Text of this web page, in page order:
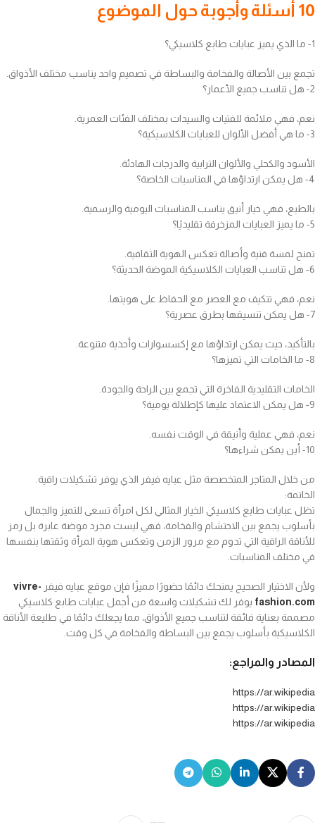
10 أسئلة وأجوبة حول الموضوع
1- ما الذي يميز عبايات طابع كلاسيكي؟
تجمع بين الأصالة والفخامة والبساطة في تصميم واحد يناسب مختلف الأذواق.
2- هل تناسب جميع الأعمار؟
نعم، فهي ملائمة للفتيات والسيدات بمختلف الفئات العمرية.
3- ما هي أفضل الألوان للعبايات الكلاسيكية؟
الأسود والكحلي والألوان الترابية والدرجات الهادئة.
4- هل يمكن ارتداؤها في المناسبات الخاصة؟
بالطبع، فهي خيار أنيق يناسب المناسبات اليومية والرسمية.
5- ما يميز العبايات المزخرفة تقليديًا؟
تمنح لمسة فنية وأصالة تعكس الهوية الثقافية.
6- هل تناسب العبايات الكلاسيكية الموضة الحديثة؟
نعم، فهي تتكيف مع العصر مع الحفاظ على هويتها.
7- هل يمكن تنسيقها بطرق عصرية؟
بالتأكيد، حيث يمكن ارتداؤها مع إكسسوارات وأحذية متنوعة.
8- ما الخامات التي تميزها؟
الخامات التقليدية الفاخرة التي تجمع بين الراحة والجودة.
9- هل يمكن الاعتماد عليها كإطلالة يومية؟
نعم، فهي عملية وأنيقة في الوقت نفسه.
10- أين يمكن شراءها؟
من خلال المتاجر المتخصصة مثل عبايه فيفر الذي يوفر تشكيلات راقية.
الخاتمة:
تظل عبايات طابع كلاسيكي الخيار المثالي لكل امرأة تسعى للتميز والجمال
بأسلوب يجمع بين الاحتشام والفخامة، فهي ليست مجرد موضة عابرة بل رمز
للأناقة الراقية التي تدوم مع مرور الزمن وتعكس هوية المرأة وثقتها بنفسها
في مختلف المناسبات.
ولأن الاختيار الصحيح يمنحك دائمًا حضورًا مميزًا فإن موقع عبايه فيفر vivre-
fashion.com يوفر لك تشكيلات واسعة من أجمل عبايات طابع كلاسيكي
مصممة بعناية فائقة لتناسب جميع الأذواق، مما يجعلك دائمًا في طليعة الأناقة
الكلاسيكية بأسلوب يجمع بين البساطة والفخامة في كل وقت.
المصادر والمراجع:
https://ar.wikipedia
https://ar.wikipedia
https://ar.wikipedia